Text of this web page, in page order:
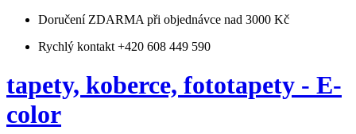
Doručení ZDARMA při objednávce nad 3000 Kč
Rychlý kontakt +420 608 449 590
tapety, koberce, fototapety - E-
color